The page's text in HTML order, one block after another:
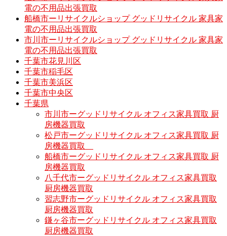
電の不用品出張買取
船橋市ーリサイクルショップ グッドリサイクル 家具家
電の不用品出張買取
市川市ーリサイクルショップ グッドリサイクル 家具家
電の不用品出張買取
千葉市花見川区
千葉市稲毛区
千葉市美浜区
千葉市中央区
千葉県
市川市ーグッドリサイクル オフィス家具買取 厨
房機器買取
松戸市ーグッドリサイクル オフィス家具買取 厨
房機器買取
船橋市ーグッドリサイクル オフィス家具買取 厨
房機器買取
八千代市ーグッドリサイクル オフィス家具買取
厨房機器買取
習志野市ーグッドリサイクル オフィス家具買取
厨房機器買取
鎌ヶ谷市ーグッドリサイクル オフィス家具買取
厨房機器買取